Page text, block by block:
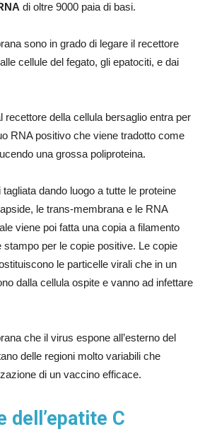
di oltre 9000 paia di basi.
sono in grado di legare il recettore
cellule del fegato, gli epatociti, e dai
recettore della cellula bersaglio entra per
RNA positivo che viene tradotto come
una grossa poliproteina.
dando luogo a tutte le proteine
le trans-membrana e le RNA
viene poi fatta una copia a filamento
per le copie positive. Le copie
le particelle virali che in un
dalla cellula ospite e vanno ad infettare
che il virus espone all’esterno del
delle regioni molto variabili che
di un vaccino efficace.
dell’epatite C